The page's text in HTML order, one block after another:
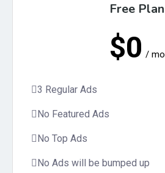
Free Plan
$0 / mo
3 Regular Ads
No Featured Ads
No Top Ads
No Ads will be bumped up